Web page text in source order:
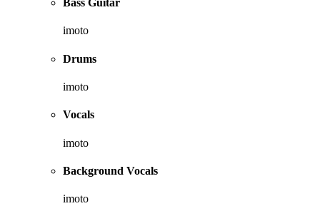
Bass Guitar
imoto
Drums
imoto
Vocals
imoto
Background Vocals
imoto